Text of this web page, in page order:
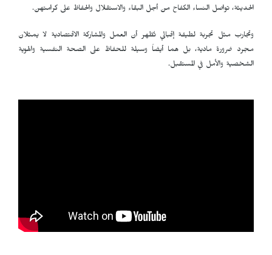
الحديثة، تواصل النساء الكفاح من أجل البقاء والاستقلال والحفاظ على كرامتهن.
وتجارب مثل تجربة لطيفة إقبالي تُظهر أن العمل والمشاركة الاقتصادية لا يمثلان
مجرد ضرورة مادية، بل هما أيضاً وسيلة للحفاظ على الصحة النفسية والهوية
الشخصية والأمل في المستقبل.